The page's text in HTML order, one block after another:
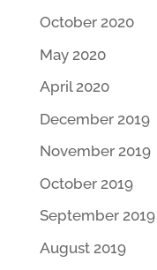
October 2020
May 2020
April 2020
December 2019
November 2019
October 2019
September 2019
August 2019